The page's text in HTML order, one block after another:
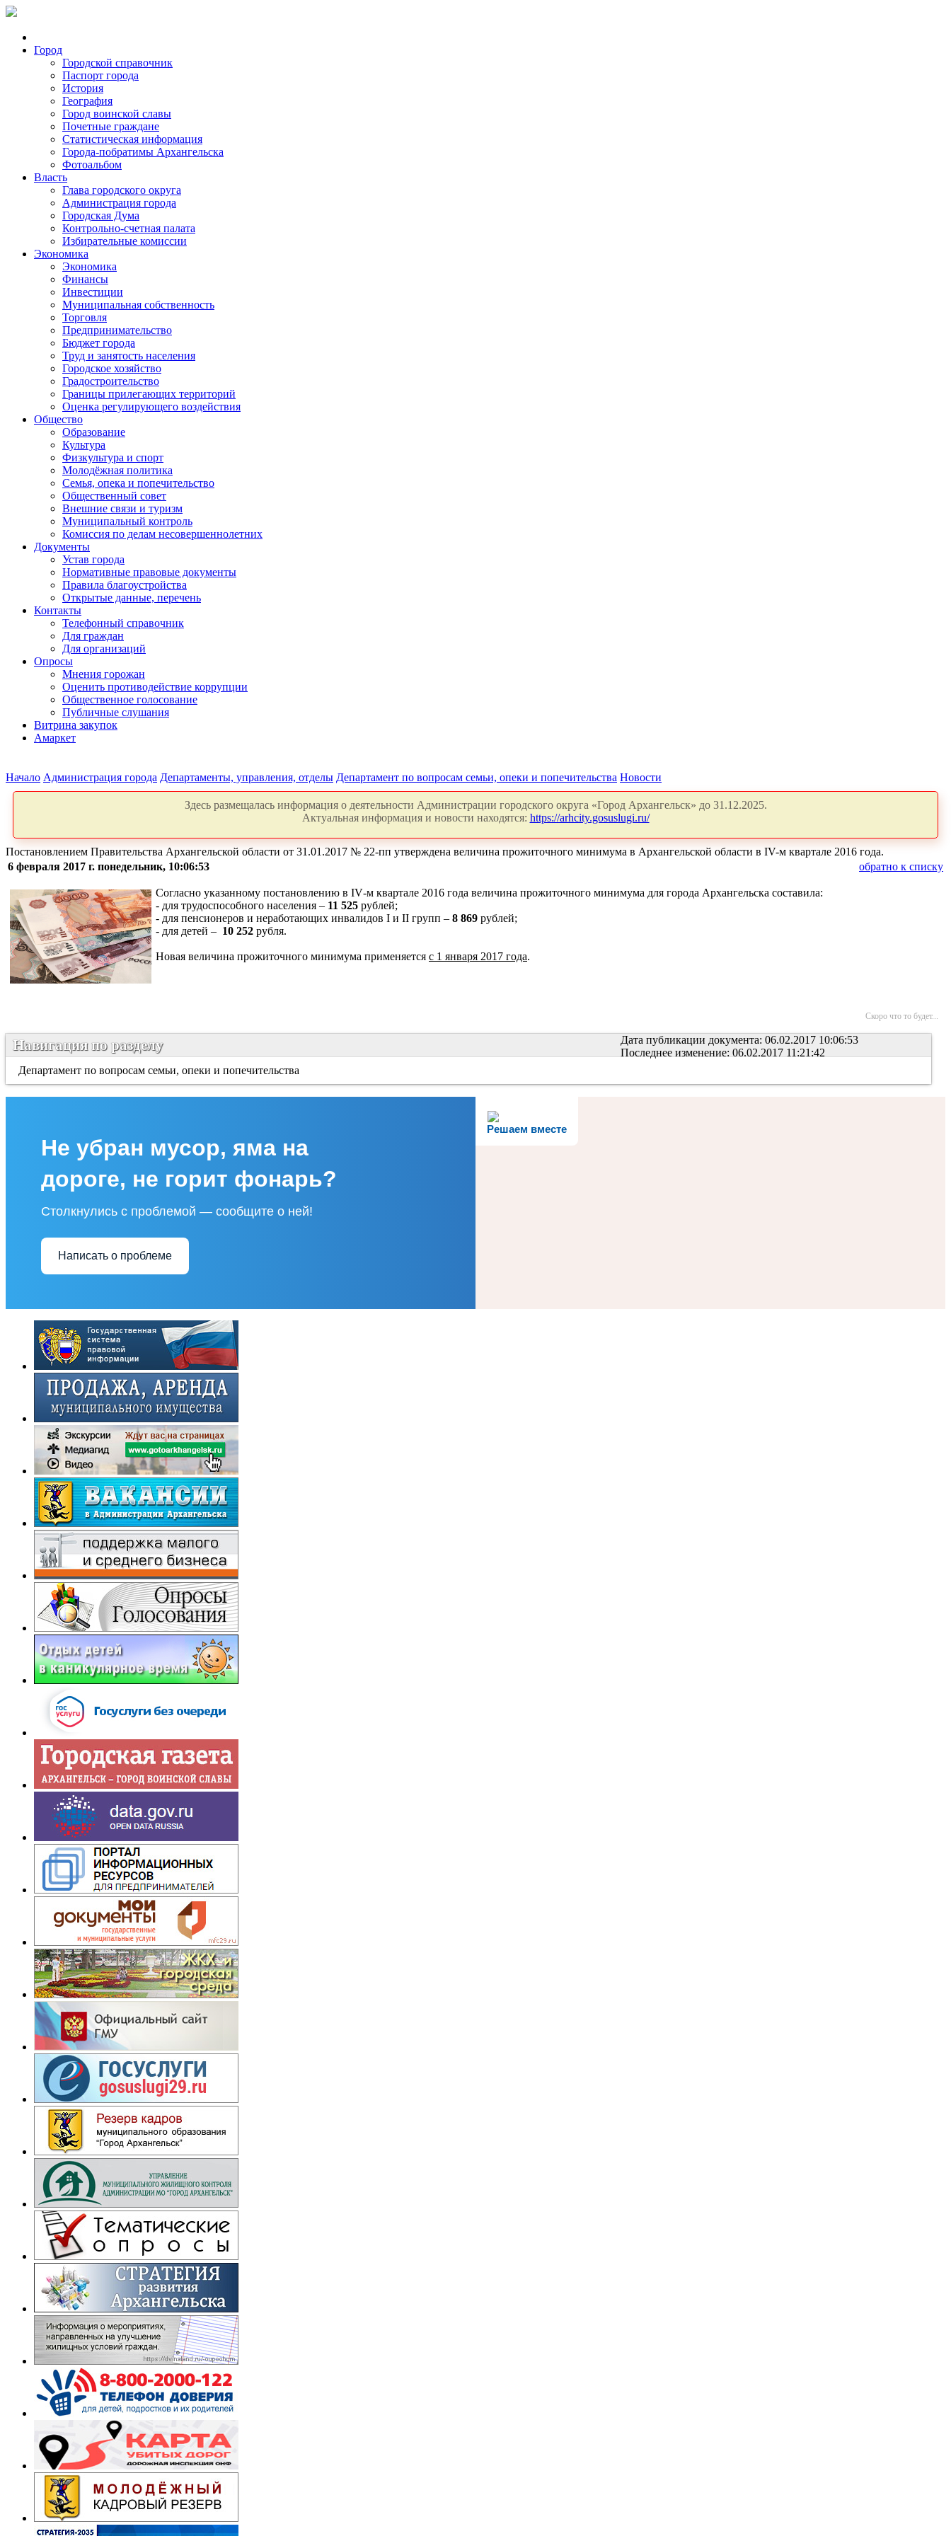
Город
Городской справочник
Паспорт города
История
География
Город воинской славы
Почетные граждане
Статистическая информация
Города-побратимы Архангельска
Фотоальбом
Власть
Глава городского округа
Администрация города
Городская Дума
Контрольно-счетная палата
Избирательные комиссии
Экономика
Экономика
Финансы
Инвестиции
Муниципальная собственность
Торговля
Предпринимательство
Бюджет города
Труд и занятость населения
Городское хозяйство
Градостроительство
Границы прилегающих территорий
Оценка регулирующего воздействия
Общество
Образование
Культура
Физкультура и спорт
Молодёжная политика
Семья, опека и попечительство
Общественный совет
Внешние связи и туризм
Муниципальный контроль
Комиссия по делам несовершеннолетних
Документы
Устав города
Нормативные правовые документы
Правила благоустройства
Открытые данные, перечень
Контакты
Телефонный справочник
Для граждан
Для организаций
Опросы
Мнения горожан
Оценить противодействие коррупции
Общественное голосование
Публичные слушания
Витрина закупок
Амаркет
Начало Администрация города Департаменты, управления, отделы Департамент по вопросам семьи, опеки и попечительства Новости
Здесь размещалась информация о деятельности Администрации городского округа «Город Архангельск» до 31.12.2025.
Актуальная информация и новости находятся: https://arhcity.gosuslugi.ru/
Постановлением Правительства Архангельской области от 31.01.2017 № 22-пп утверждена величина прожиточного минимума в Архангельской области в IV-м квартале 2016 года.
6 февраля 2017 г. понедельник, 10:06:53
обратно к списку
Согласно указанному постановлению в IV-м квартале 2016 года величина прожиточного минимума для города Архангельска составила:
- для трудоспособного населения – 11 525 рублей;
- для пенсионеров и неработающих инвалидов I и II групп – 8 869 рублей;
- для детей – 10 252 рубля.
Новая величина прожиточного минимума применяется с 1 января 2017 года.
Скоро что то будет...
Дата публикации документа: 06.02.2017 10:06:53
Последнее изменение: 06.02.2017 11:21:42
Навигация по разделу
Департамент по вопросам семьи, опеки и попечительства
Решаем вместе
Не убран мусор, яма на
дороге, не горит фонарь?
Столкнулись с проблемой — сообщите о ней!
Написать о проблеме